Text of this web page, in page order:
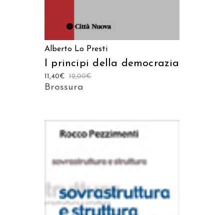
Alberto Lo Presti
I principi della democrazia
12,00€
11,40€
Brossura